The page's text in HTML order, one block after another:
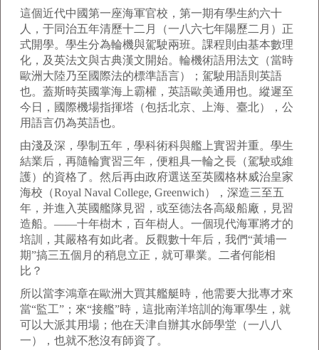
這個近代中國第一座海軍官校，第一期有學生約六十
人，于同治五年清歷十二月（一八六七年陽歷二月）正
式開學。學生分為輪機與駕駛兩班。課程則由基本數理
化，及英法文與古典漢文開始。輪機術語用法文（當時
歐洲大陸乃至國際法的標準語言）；駕駛用語則英語
也。蓋斯時英國掌海上霸權，英語歐美通用也。縱遲至
今日，國際機場指揮塔（包括北京、上海、臺北），公
用語言仍為英語也。
由淺及深，學制五年，學科術科與艦上實習并重。學生
結業后，再隨輪實習三年，便粗具一輪之長（駕駛或維
護）的資格了。然后再由政府選送至英國格林威治皇家
海校（Royal Naval College, Greenwich），深造三至五
年，并進入英國艦隊見習，或至德法各高級船廠，見習
造船。——十年樹木，百年樹人。一個現代海軍將才的
培訓，其嚴格有如此者。反觀數十年后，我們“黃埔一
期”搞三五個月的稍息立正，就可畢業。二者何能相
比？
所以當李鴻章在歐洲大買其艦艇時，他需要大批專才來
當“監工”；來“接艦”時，這批南洋培訓的海軍學生，就
可以大派其用場；他在天津自辦其水師學堂（一八八
一），也就不愁沒有師資了。